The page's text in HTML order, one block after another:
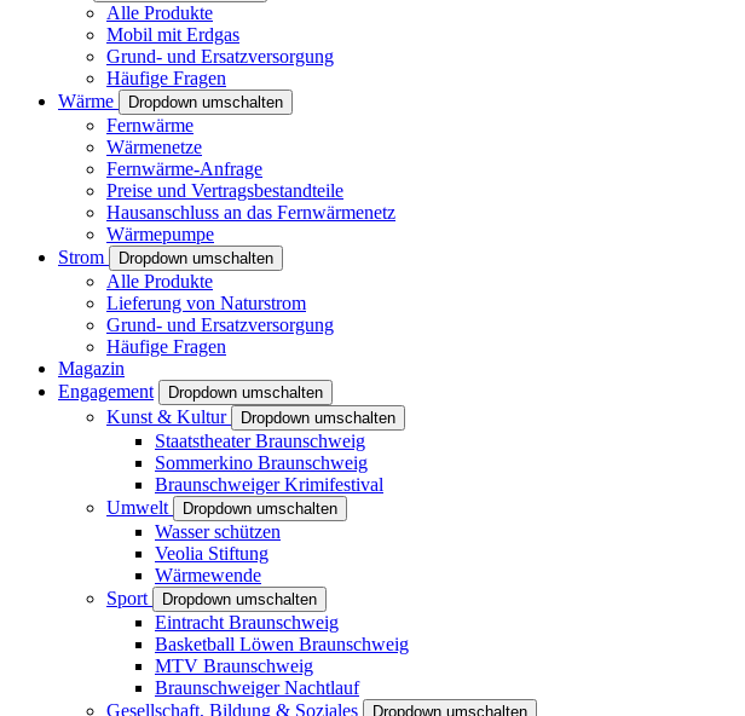
Alle Produkte
Mobil mit Erdgas
Grund- und Ersatzversorgung
Häufige Fragen
Wärme
Dropdown umschalten
Fernwärme
Wärmenetze
Fernwärme-Anfrage
Preise und Vertragsbestandteile
Hausanschluss an das Fernwärmenetz
Wärmepumpe
Strom
Dropdown umschalten
Alle Produkte
Lieferung von Naturstrom
Grund- und Ersatzversorgung
Häufige Fragen
Magazin
Engagement
Dropdown umschalten
Kunst & Kultur Dropdown umschalten
Staatstheater Braunschweig
Sommerkino Braunschweig
Braunschweiger Krimifestival
Umwelt
Dropdown umschalten
Wasser schützen
Veolia Stiftung
Wärmewende
Sport
Dropdown umschalten
Eintracht Braunschweig
Basketball Löwen Braunschweig
MTV Braunschweig
Braunschweiger Nachtlauf
Gesellschaft, Bildung & Soziales
Dropdown umschalten